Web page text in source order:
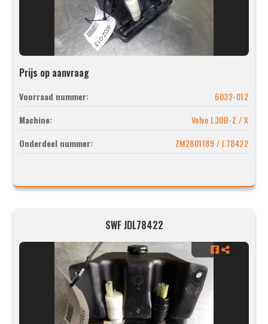
Prijs op aanvraag
Voorraad nummer:
6032-012
Machine:
Volvo L30B-Z / X
Onderdeel nummer:
ZM2801189 / L78422
SWF JDL78422